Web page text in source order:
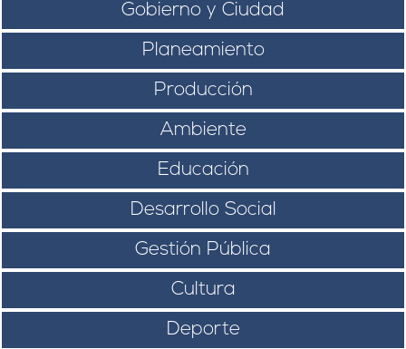
Gobierno y Ciudad
Planeamiento
Producción
Ambiente
Educación
Desarrollo Social
Gestión Pública
Cultura
Deporte